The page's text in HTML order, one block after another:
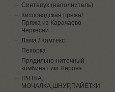
Синтепух (наполнитель)
Кисловодская пряжа/
Пряжа из Карачаево-
Черкесии
Лама / Камтекс
Пехорка
Прядильно-ниточный
комбинат им. Кирова
ПЯТКА,
МОЧАЛКА,ШНУР,ПАЙЕТКИ